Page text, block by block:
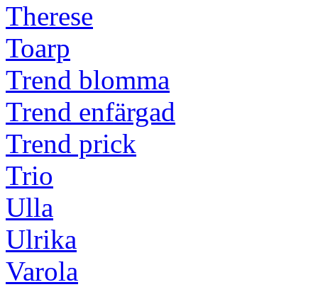
Therese
Toarp
Trend blomma
Trend enfärgad
Trend prick
Trio
Ulla
Ulrika
Varola